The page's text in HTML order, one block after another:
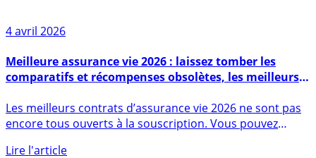
4 avril 2026
comparatifs et récompenses obsolètes, les meilleurs
contrats 2026 ouvrent seulement maintenant à la
Les meilleurs contrats d’assurance vie 2026 ne sont pas
encore tous ouverts à la souscription. Vous pouvez